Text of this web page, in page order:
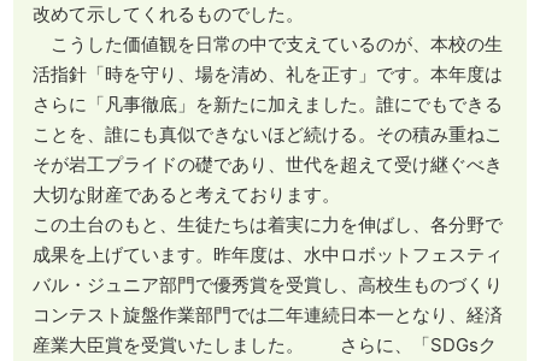
改めて示してくれるものでした。
こうした価値観を日常の中で支えているのが、本校の生
活指針「時を守り、場を清め、礼を正す」です。本年度は
さらに「凡事徹底」を新たに加えました。誰にでもできる
ことを、誰にも真似できないほど続ける。その積み重ねこ
そが岩工プライドの礎であり、世代を超えて受け継ぐべき
大切な財産であると考えております。
この土台のもと、生徒たちは着実に力を伸ばし、各分野で
成果を上げています。昨年度は、水中ロボットフェスティ
バル・ジュニア部門で優秀賞を受賞し、高校生ものづくり
コンテスト旋盤作業部門では二年連続日本一となり、経済
産業大臣賞を受賞いたしました。 さらに、「SDGsク